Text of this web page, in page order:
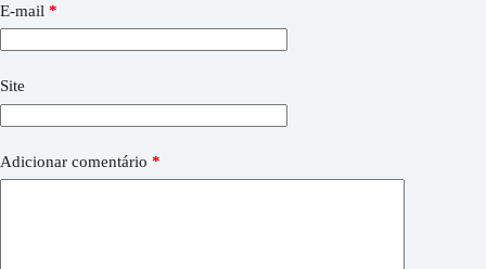
E-mail *
Site
Adicionar comentário *